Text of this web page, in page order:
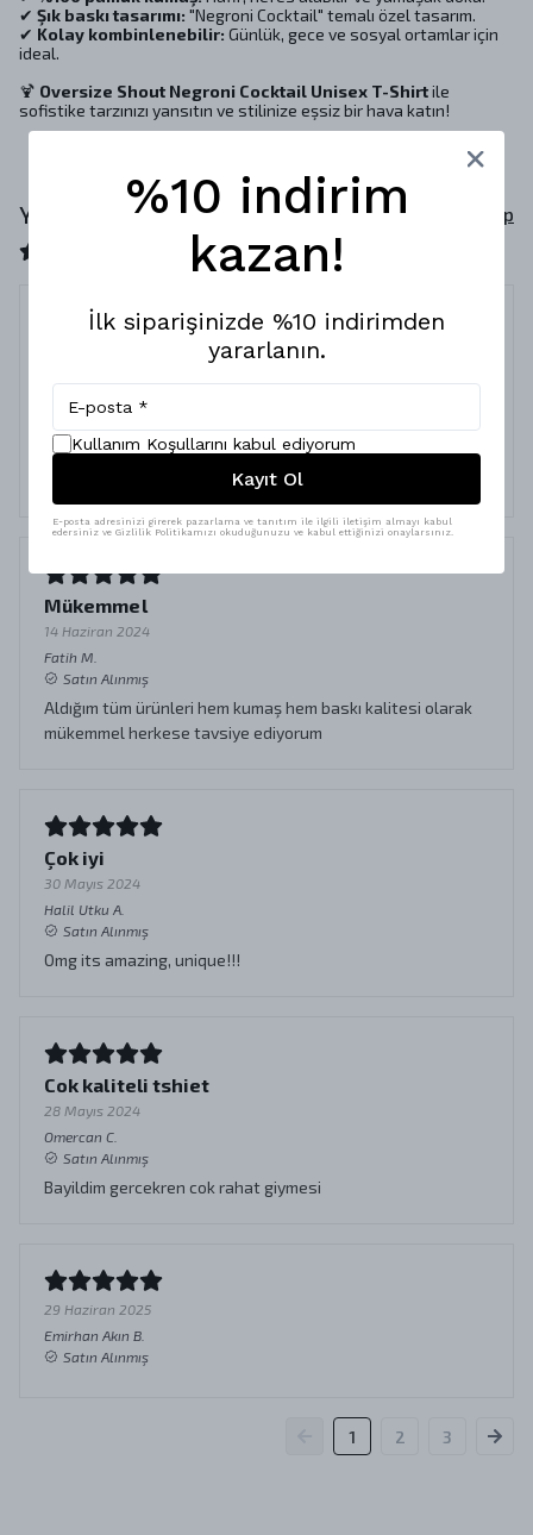
✔ Şık baskı tasarımı: "Negroni Cocktail" temalı özel tasarım.
✔ Kolay kombinlenebilir: Günlük, gece ve sosyal ortamlar için
ideal.
🍹 Oversize Shout Negroni Cocktail Unisex T-Shirtile
sofistike tarzınızı yansıtın ve stilinize eşsiz bir hava katın!
Yorumlar Yorum Yap
12 değerlendirmeye göre
Ferdi D.
Satın Alınmış
Kumaşı deseni harika sevdiğim bir marka kesinlikle tavsiye
Mükemmel
14 Haziran 2024
Fatih M.
Satın Alınmış
Aldığım tüm ürünleri hem kumaş hem baskı kalitesi olarak
mükemmel herkese tavsiye ediyorum
Çok iyi
30 Mayıs 2024
Halil Utku A.
Satın Alınmış
Omg its amazing, unique!!!
Cok kaliteli tshiet
28 Mayıs 2024
Omercan C.
Satın Alınmış
Bayildim gercekren cok rahat giymesi
29 Haziran 2025
Emirhan Akın B.
Satın Alınmış
1 2 3
%10 indirim
kazan!
İlk siparişinizde %10 indirimden
yararlanın.
Kullanım Koşullarını kabul ediyorum
Kayıt Ol
E-posta adresinizi girerek pazarlama ve tanıtım ile ilgili iletişim almayı kabul
edersiniz ve Gizlilik Politikamızı okuduğunuzu ve kabul ettiğinizi onaylarsınız.